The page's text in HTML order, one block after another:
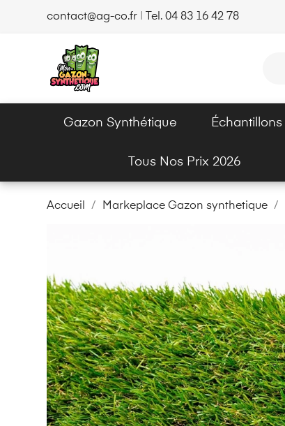
contact@ag-co.fr Tel. 04 83 16 42 78
Gazon Synthétique Échantillons
Tous Nos Prix 2026
Accueil Markeplace Gazon synthetique